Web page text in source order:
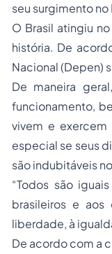
seu surgimento no
O Brasil atingiu
história. De
Nacional (Depen)
De maneira
funcionamento,
vivem e
especial se seus
são indubitáveis
“Todos são
brasileiros e
liberdade, à
De acordo com a